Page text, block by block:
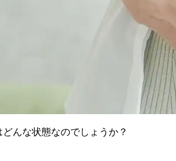
んな状態なのでしょうか？